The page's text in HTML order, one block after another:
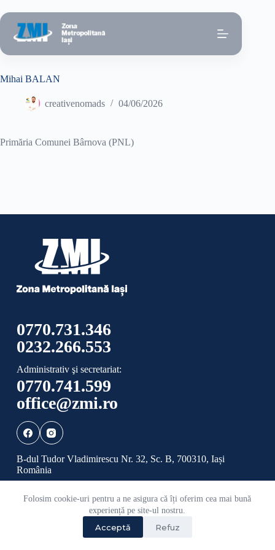
la
conținut
Folosim cookie-uri pentru a ne asigura că îți oferim cea mai bună
experiență pe site-ul nostru.
Acceptă Refuz
Mihai BALAN
creativenomads 04/06/2026
Primăria Comunei Bârnova (PNL)
0770.731.346
0232.266.553
Administrativ şi secretariat:
0770.741.599
office@zmi.ro
B-dul Tudor Vladimirescu Nr. 32, Sc. B, 700310, Iași
România
2026 Toate drepturile rezervate ADI ZONA
METROPOLITANĂ IAȘI.
Politică de confidențialitate